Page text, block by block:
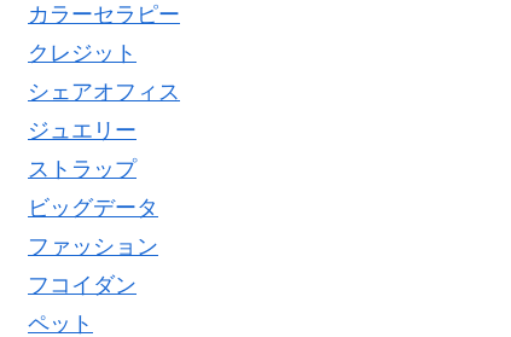
カラーセラピー
クレジット
シェアオフィス
ジュエリー
ストラップ
ビッグデータ
ファッション
フコイダン
ペット